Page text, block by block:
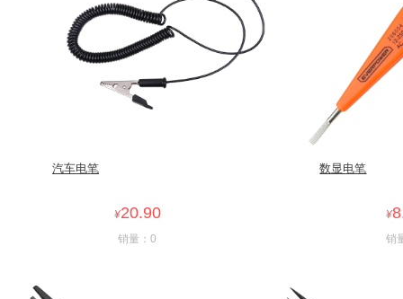
汽车电笔
¥20.90
销量：0
数显电笔
¥
销